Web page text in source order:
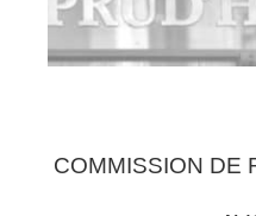
COMMISSION DE